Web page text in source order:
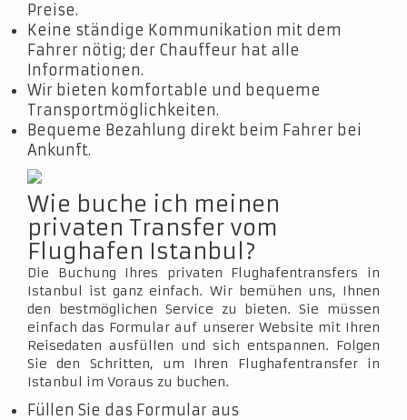
Preise.
Keine ständige Kommunikation mit dem
Fahrer nötig; der Chauffeur hat alle
Informationen.
Wir bieten komfortable und bequeme
Transportmöglichkeiten.
Bequeme Bezahlung direkt beim Fahrer bei
Ankunft.
Wie buche ich meinen
privaten Transfer vom
Flughafen Istanbul?
Die Buchung Ihres privaten Flughafentransfers in
Istanbul ist ganz einfach. Wir bemühen uns, Ihnen
den bestmöglichen Service zu bieten. Sie müssen
einfach das Formular auf unserer Website mit Ihren
Reisedaten ausfüllen und sich entspannen. Folgen
Sie den Schritten, um Ihren Flughafentransfer in
Istanbul im Voraus zu buchen.
Füllen Sie das Formular aus